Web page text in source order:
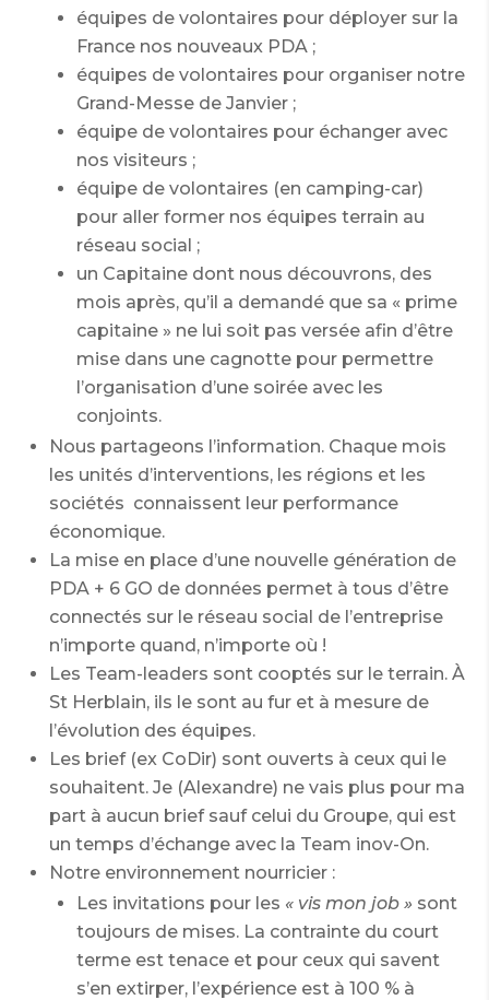
équipes de volontaires pour déployer sur la
France nos nouveaux PDA ;
équipes de volontaires pour organiser notre
Grand-Messe de Janvier ;
équipe de volontaires pour échanger avec
nos visiteurs ;
équipe de volontaires (en camping-car)
pour aller former nos équipes terrain au
réseau social ;
un Capitaine dont nous découvrons, des
mois après, qu’il a demandé que sa « prime
capitaine » ne lui soit pas versée afin d’être
mise dans une cagnotte pour permettre
l’organisation d’une soirée avec les
conjoints.
Nous partageons l’information. Chaque mois
les unités d’interventions, les régions et les
sociétés connaissent leur performance
économique.
La mise en place d’une nouvelle génération de
PDA + 6 GO de données permet à tous d’être
connectés sur le réseau social de l’entreprise
n’importe quand, n’importe où !
Les Team-leaders sont cooptés sur le terrain. À
St Herblain, ils le sont au fur et à mesure de
l’évolution des équipes.
Les brief (ex CoDir) sont ouverts à ceux qui le
souhaitent. Je (Alexandre) ne vais plus pour ma
part à aucun brief sauf celui du Groupe, qui est
un temps d’échange avec la Team inov-On.
Notre environnement nourricier :
Les invitations pour les « vis mon job » sont
toujours de mises. La contrainte du court
terme est tenace et pour ceux qui savent
s’en extirper, l’expérience est à 100 % à